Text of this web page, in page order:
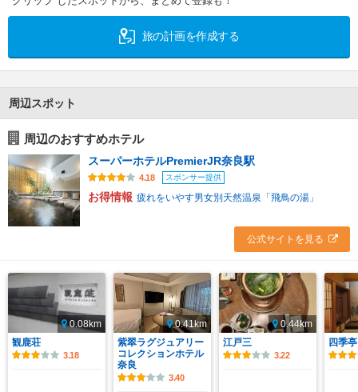
旅の計画を作成する
周辺スポット
周辺のおすすめホテル
スーパーホテルPremierJR奈良駅
4.18 スポンサー提供
お得情報 疲れをいやす男女別天然温泉「飛鳥の湯」
公式サイトを見る
0.08km
観鹿荘
3.18
0.41km
紫翠ラグジュアリー
コレクションホテル
奈良
3.40
0.44km
江戸三
3.22
四季亭